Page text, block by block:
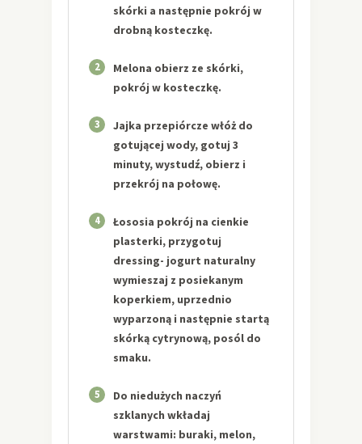
skórki a następnie pokrój w
drobną kosteczkę.
2
Melona obierz ze skórki,
pokrój w kosteczkę.
3
Jajka przepiórcze włóż do
gotującej wody, gotuj 3
minuty, wystudź, obierz i
przekrój na połowę.
4
Łososia pokrój na cienkie
plasterki, przygotuj
dressing- jogurt naturalny
wymieszaj z posiekanym
koperkiem, uprzednio
wyparzoną i następnie startą
skórką cytrynową, posól do
smaku.
5
Do niedużych naczyń
szklanych wkładaj
warstwami: buraki, melon,